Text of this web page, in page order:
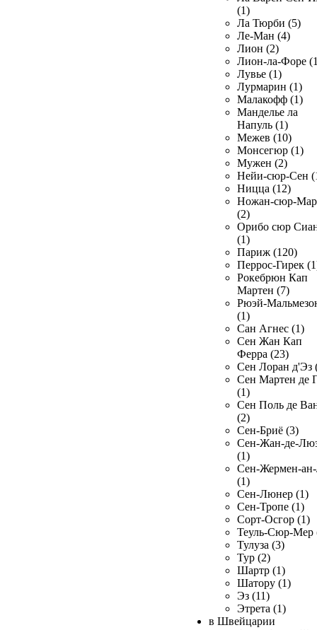
(1)
Ла Тюрби (5)
Ле-Ман (4)
Лион (2)
Лион-ла-Форе
Лувье (1)
Лурмарин (1)
Малакофф (1)
Манделье ла
Напуль (1)
Межев (10)
Монсегюр (1)
Мужен (2)
Нейи-сюр-Сен
Ницца (12)
Ножан-сюр-
(2)
Орибо сюр
(1)
Париж (120)
Перрос-Гирек
Рокебрюн Кап
Мартен (7)
Рюэй-
(1)
Сан Агнес (1)
Сен Жан Кап
Ферра (23)
Сен Лоран д'Эз
Сен Мартен де
(1)
Сен Поль де
(2)
Сен-Бриё (3)
Сен-Жан-де-
(1)
Сен-Жермен-
(1)
Сен-Люнер (1)
Сен-Тропе (1)
Сорт-Осгор (1)
Теуль-Сюр-Мер
Тулуза (3)
Тур (2)
Шартр (1)
Шатору (1)
Эз (11)
Этрета (1)
в Швейцарии